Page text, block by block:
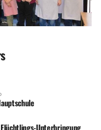
Unterbringung